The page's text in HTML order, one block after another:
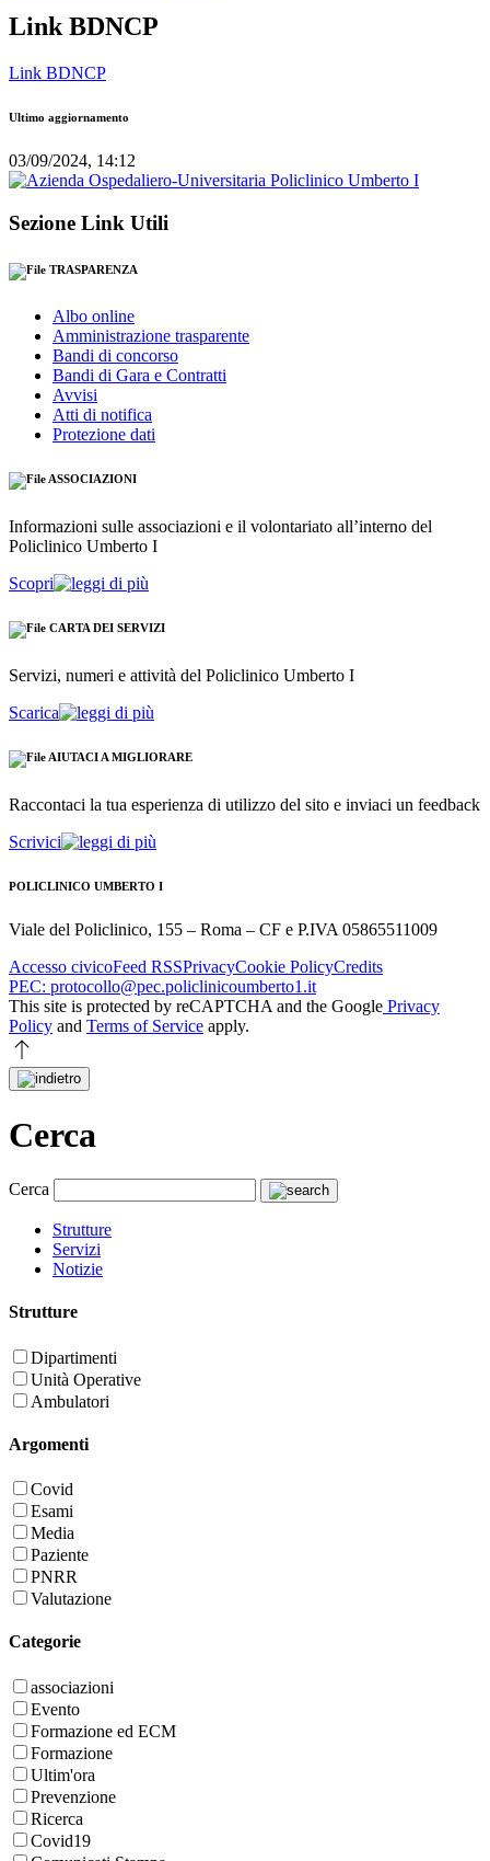
Link BDNCP
Link BDNCP
Ultimo aggiornamento
03/09/2024, 14:12
Sezione Link Utili
TRASPARENZA
Albo online
Amministrazione trasparente
Bandi di concorso
Bandi di Gara e Contratti
Avvisi
Atti di notifica
Protezione dati
ASSOCIAZIONI
Informazioni sulle associazioni e il volontariato all’interno del
Policlinico Umberto I
Scopri
CARTA DEI SERVIZI
Servizi, numeri e attività del Policlinico Umberto I
Scarica
AIUTACI A MIGLIORARE
Raccontaci la tua esperienza di utilizzo del sito e inviaci un feedback
Scrivici
POLICLINICO UMBERTO I
Viale del Policlinico, 155 – Roma – CF e P.IVA 05865511009
Accesso civicoFeed RSSPrivacyCookie PolicyCredits
PEC: protocollo@pec.policlinicoumberto1.it
This site is protected by reCAPTCHA and the Google Privacy
Policy and Terms of Service apply.
Cerca
Cerca
Strutture
Servizi
Notizie
Strutture
Dipartimenti
Unità Operative
Ambulatori
Argomenti
Covid
Esami
Media
Paziente
PNRR
Valutazione
Categorie
associazioni
Evento
Formazione ed ECM
Formazione
Ultim'ora
Prevenzione
Ricerca
Covid19